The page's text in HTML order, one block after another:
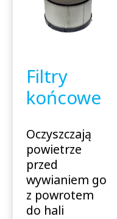
Filtry
końcowe
Oczyszczają
powietrze
przed
wywianiem go
z powrotem
do hali